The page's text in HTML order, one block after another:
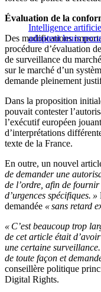
Intelligence
adoptent leurs
Évaluation de la
Des modifications
procédure d’évaluation
de surveillance du
sur le marché d’un
demande pleinement
Dans la proposition
pouvait contester
l’exécutif européen
d’interprétations
texte de la France.
En outre, un nouvel
de demander une
de l’ordre, afin de
d’urgences spécifiques. »
demandée « sans retard
« C’est beaucoup trop
de cet article était
une certaine
de toute façon et
conseillère politique
Digital Rights.